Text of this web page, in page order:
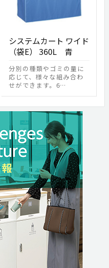
システムカート ワイド
（袋E） 360L 青
分別の種類やゴミの量に
応じて、様々な組み合わ
せができます。6…